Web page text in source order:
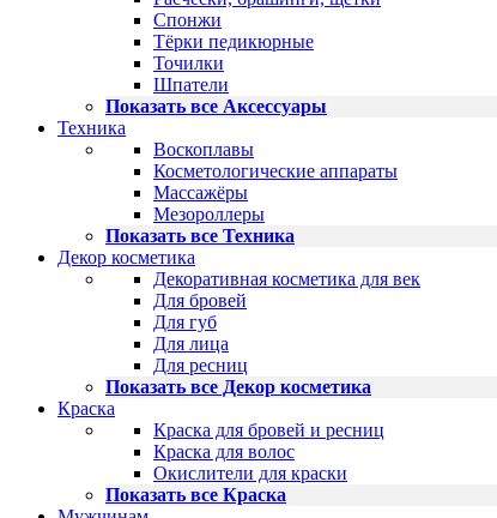
Спонжи
Тёрки педикюрные
Точилки
Шпатели
Показать все Аксессуары
Техника
Воскоплавы
Косметологические аппараты
Массажёры
Мезороллеры
Показать все Техника
Декор косметика
Декоративная косметика для век
Для бровей
Для губ
Для лица
Для ресниц
Показать все Декор косметика
Краска
Краска для бровей и ресниц
Краска для волос
Окислители для краски
Показать все Краска